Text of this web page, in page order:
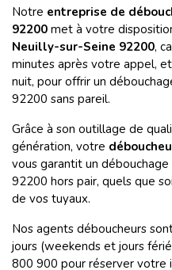
Notre entreprise de
92200 met à votre
Neuilly-sur-Seine 92200,
minutes après votre appel,
nuit, pour offrir un
92200 sans pareil.
Grâce à son outillage de
génération, votre
vous garantit un
92200 hors pair, quels que
de vos tuyaux.
Nos agents déboucheurs
jours (weekends et jours
800 900 pour réserver votre